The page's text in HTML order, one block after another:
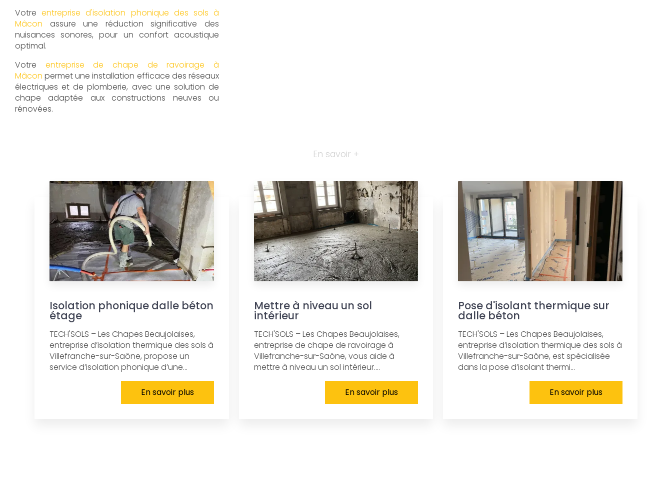
Votreentreprise d'isolation phonique des sols à
Mâcon assure une réduction significative des
nuisances sonores, pour un confort acoustique
optimal.
Votre entreprise de chape de ravoirage à
Mâcon permet une installation efficace des réseaux
électriques et de plomberie, avec une solution de
chape adaptée aux constructions neuves ou
rénovées.
En savoir +
Isolation phonique dalle béton
étage
TECH'SOLS – Les Chapes Beaujolaises,
entreprise d’isolation thermique des sols à
Villefranche-sur-Saône, propose un
service d’isolation phonique d’une...
En savoir plus
Mettre à niveau un sol
intérieur
TECH'SOLS – Les Chapes Beaujolaises,
entreprise de chape de ravoirage à
Villefranche-sur-Saône, vous aide à
mettre à niveau un sol intérieur....
En savoir plus
Pose d'isolant thermique sur
dalle béton
TECH'SOLS – Les Chapes Beaujolaises,
entreprise d’isolation thermique des sols à
Villefranche-sur-Saône, est spécialisée
dans la pose d’isolant thermi...
En savoir plus